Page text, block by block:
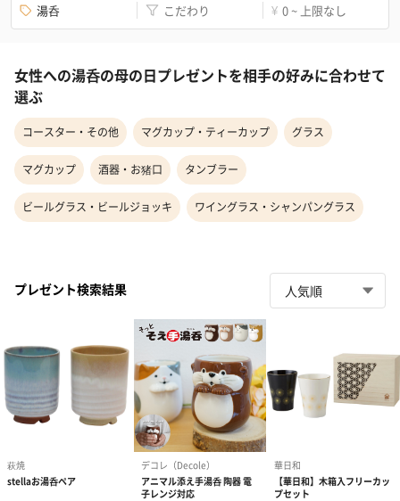
湯呑 こだわり ¥ 0 ~ 上限なし
女性への湯呑の母の日プレゼントを相手の好みに合わせて
選ぶ
コースター・その他 マグカップ・ティーカップ グラス
マグカップ 酒器・お猪口 タンブラー
ビールグラス・ビールジョッキ ワイングラス・シャンパングラス
プレゼント検索結果